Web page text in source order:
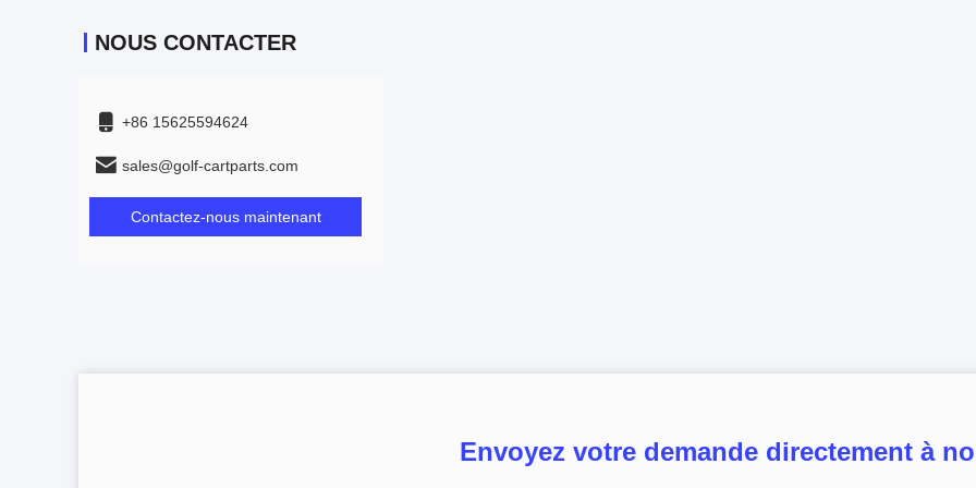
NOUS CONTACTER
+86 15625594624
sales@golf-cartparts.com
Contactez-nous maintenant
Envoyez votre demande directement à